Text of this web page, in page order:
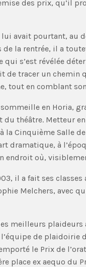
des prix, qu’il
avait pourtant, au
la rentrée, il a
qui s’est révélée
de tracer un
tout en comblant
en Horia,
théâtre. Metteur
la Cinquième Salle
dramatique, à
endroit où,
il a fait ses
Melchers,
meilleurs
de
le Prix de
place ex aequo du